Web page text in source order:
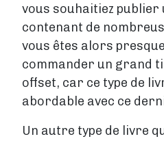
vous souhaitiez publier
contenant de
vous êtes alors
commander un grand
offset, car ce type de
abordable avec ce
Un autre type de livre